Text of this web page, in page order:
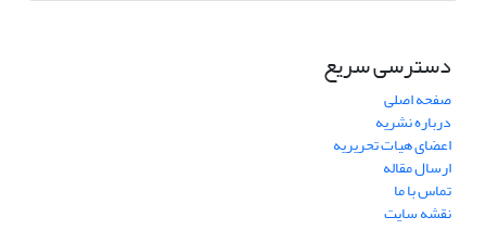
دسترسی سریع
صفحه اصلی
درباره نشریه
اعضای هیات تحریریه
ارسال مقاله
تماس با ما
نقشه سایت